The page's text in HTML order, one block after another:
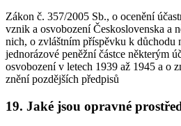
Zákon č. 357/2005 Sb., o ocenění
vznik a osvobození Československa a
nich, o zvláštním příspěvku k důchodu
jednorázové peněžní částce některým
osvobození v letech 1939 až 1945 a o
znění pozdějších předpisů
19. Jaké jsou opravné